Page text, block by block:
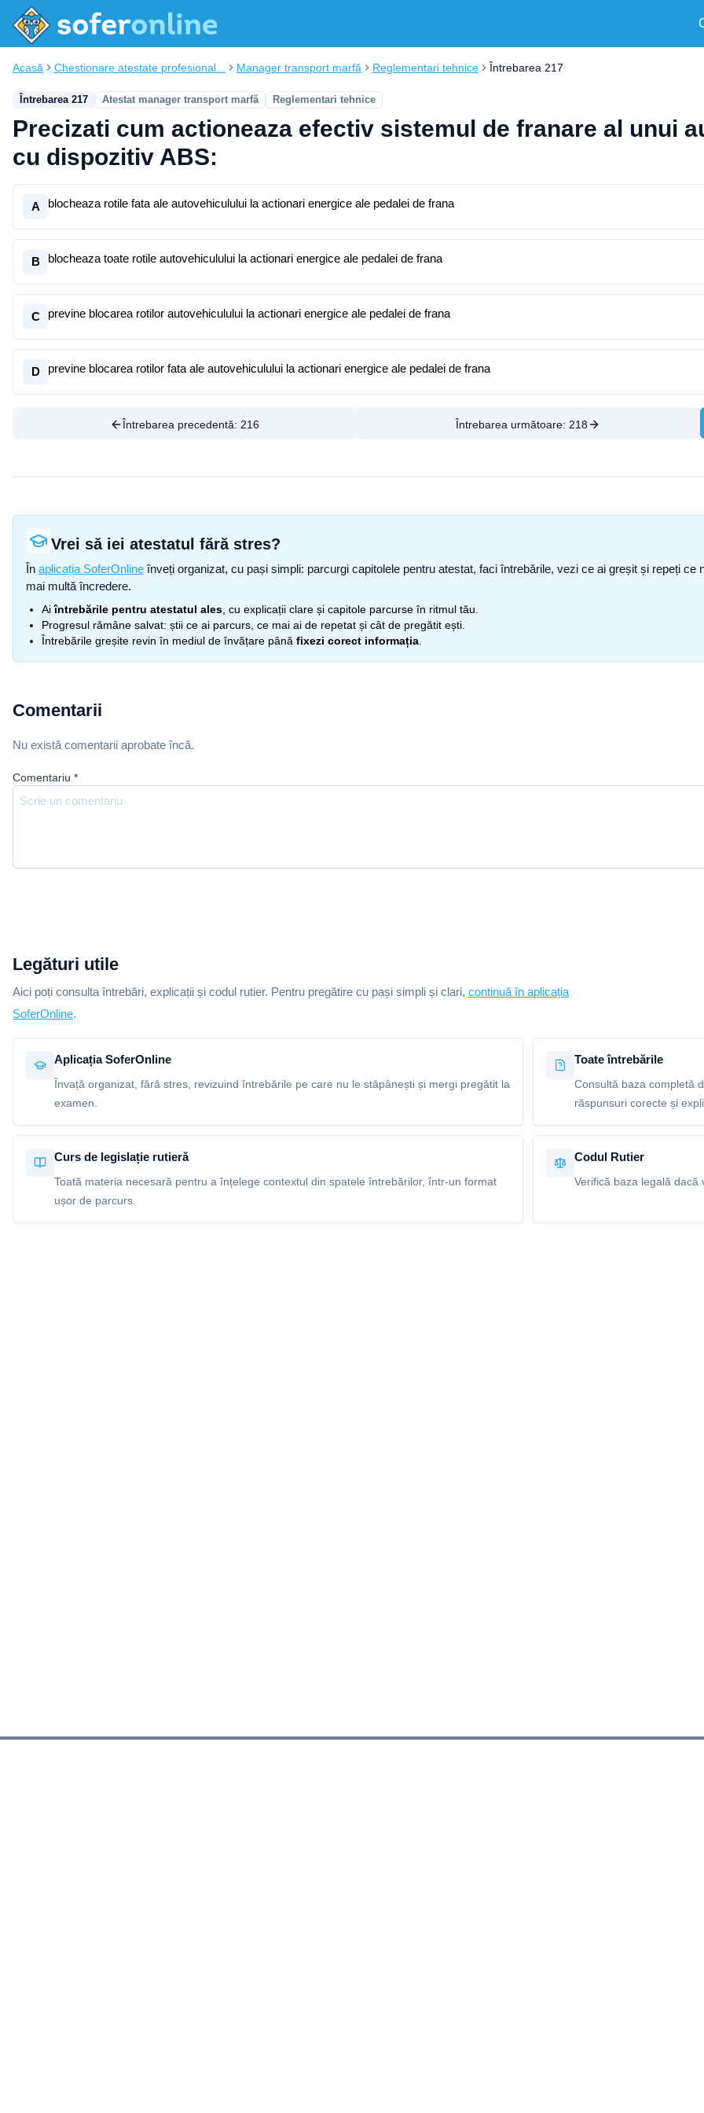
Acasă Chestionare atestate profesional... Manager transport marfă Reglementari tehnice Întrebarea 217
Întrebarea 217 Atestat manager transport marfă Reglementari tehnice
Precizati cum actioneaza efectiv sistemul de franare al unui
cu dispozitiv ABS:
A blocheaza rotile fata ale autovehiculului la actionari energice ale pedalei de frana
B blocheaza toate rotile autovehiculului la actionari energice ale pedalei de frana
C previne blocarea rotilor autovehiculului la actionari energice ale pedalei de frana
D previne blocarea rotilor fata ale autovehiculului la actionari energice ale pedalei de frana
Întrebarea precedentă: 216 Întrebarea următoare: 218
Vrei să iei atestatul fără stres?
În aplicația SoferOnline înveți organizat, cu pași simpli: parcurgi capitolele pentru atestat, faci întrebările, vezi ce ai greșit și repeți
mai multă încredere.
Aiîntrebările pentru atestatul ales , cu explicații clare și capitole parcurse în ritmul tău.
Progresul rămâne salvat: știi ce ai parcurs, ce mai ai de repetat și cât de pregătit ești.
Întrebările greșite revin în mediul de învățare până fixezi corect informația
Comentarii
Nu există comentarii aprobate încă.
Comentariu *
Legături utile
Aici poți consulta întrebări, explicații și codul rutier. Pentru pregătire cu pași simpli și clari, continuă în aplicația
SoferOnline.
Aplicația SoferOnline
Învață organizat, fără stres, revizuind întrebările pe care nu le stăpânești și mergi pregătit la
examen.
Toate întrebările
Consultă baza completă
răspunsuri corecte și
Curs de legislație rutieră
Toată materia necesară pentru a înțelege contextul din spatele întrebărilor, într-un format
ușor de parcurs.
Codul Rutier
Verifică baza legală dacă